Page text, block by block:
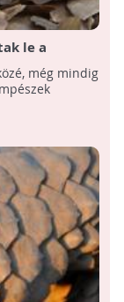
le a
még mindig